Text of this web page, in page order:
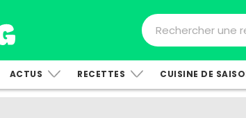
ACTUS RECETTES CUISINE DE